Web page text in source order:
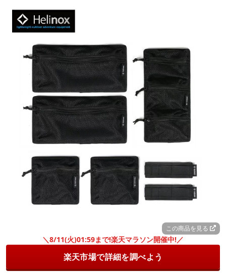
この商品を見る
＼8/11(火)01:59まで!楽天マラソン開催中!／
楽天市場で詳細を調べよう